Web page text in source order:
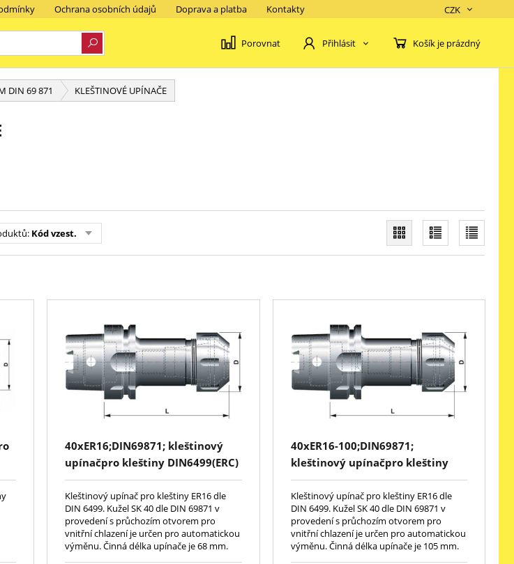
Ochrana osobních údajů Doprava a platba Kontakty CZK
Porovnat Přihlásit Košík je prázdný
DIN 69 871 KLEŠTINOVÉ UPÍNAČE
Kód vzest.
40xER16;DIN69871; kleštinový
upínačpro kleštiny DIN6499(ERC)
Kleštinový upínač pro kleštiny ER16 dle
DIN 6499. Kužel SK 40 dle DIN 69871 v
provedení s průchozím otvorem pro
vnitřní chlazení je určen pro automatickou
výměnu. Činná délka upínače je 68 mm.
40xER16-100;DIN69871;
kleštinový upínačpro kleštiny
DIN6499(ERC)
Kleštinový upínač pro kleštiny ER16 dle
DIN 6499. Kužel SK 40 dle DIN 69871 v
provedení s průchozím otvorem pro
vnitřní chlazení je určen pro automatickou
výměnu. Činná délka upínače je 105 mm.